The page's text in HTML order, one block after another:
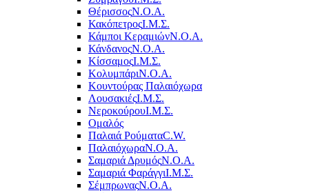
ΘέρισσοςΝ.Ο.Α.
ΚακόπετροςΙ.Μ.Σ.
Κάμποι ΚεραμιώνΝ.Ο.Α.
ΚάνδανοςΝ.Ο.Α.
ΚίσσαμοςΙ.Μ.Σ.
ΚολυμπάριΝ.Ο.Α.
Κουντούρας Παλαιόχωρα
ΛουσακιέςΙ.Μ.Σ.
ΝεροκούρουΙ.Μ.Σ.
Ομαλός
Παλαιά ΡούματαC.W.
ΠαλαιόχωραΝ.Ο.Α.
Σαμαριά ΔρυμόςΝ.Ο.Α.
Σαμαριά ΦαράγγιΙ.Μ.Σ.
ΣέμπρωναςΝ.Ο.Α.